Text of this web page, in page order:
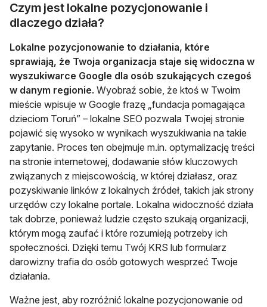
Czym jest lokalne pozycjonowanie i
dlaczego działa?
Lokalne pozycjonowanie to działania, które
sprawiają, że Twoja organizacja staje się widoczna w
wyszukiwarce Google dla osób szukających czegoś
w danym regionie. Wyobraź sobie, że ktoś w Twoim
mieście wpisuje w Google frazę „fundacja pomagająca
dzieciom Toruń” – lokalne SEO pozwala Twojej stronie
pojawić się wysoko w wynikach wyszukiwania na takie
zapytanie. Proces ten obejmuje m.in. optymalizację treści
na stronie internetowej, dodawanie słów kluczowych
związanych z miejscowością, w której działasz, oraz
pozyskiwanie linków z lokalnych źródeł, takich jak strony
urzędów czy lokalne portale. Lokalna widoczność działa
tak dobrze, ponieważ ludzie często szukają organizacji,
którym mogą zaufać i które rozumieją potrzeby ich
społeczności. Dzięki temu Twój KRS lub formularz
darowizny trafia do osób gotowych wesprzeć Twoje
działania.
Ważne jest, aby rozróżnić lokalne pozycjonowanie od